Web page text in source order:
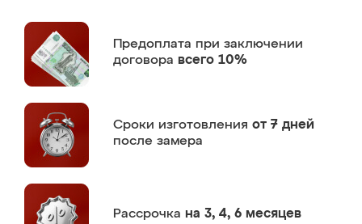
Предоплата при заключении
договора всего 10%
Сроки изготовления от 7 дней
после замера
Рассрочка на 3, 4, 6 месяцев